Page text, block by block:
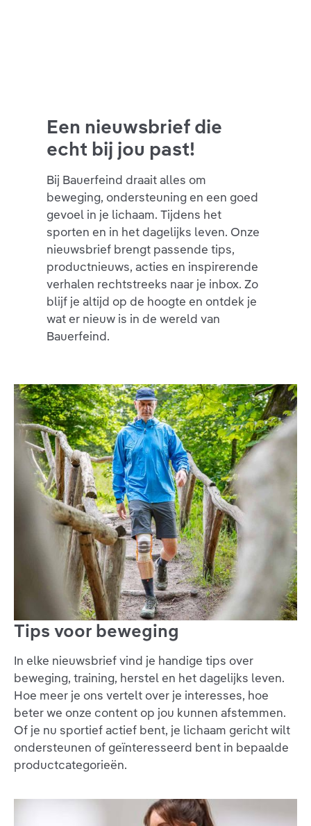
Een nieuwsbrief die
echt bij jou past!
Bij Bauerfeind draait alles om
beweging, ondersteuning en een goed
gevoel in je lichaam. Tijdens het
sporten en in het dagelijks leven. Onze
nieuwsbrief brengt passende tips,
productnieuws, acties en inspirerende
verhalen rechtstreeks naar je inbox. Zo
blijf je altijd op de hoogte en ontdek je
wat er nieuw is in de wereld van
Bauerfeind.
Tips voor beweging
In elke nieuwsbrief vind je handige tips over
beweging, training, herstel en het dagelijks leven.
Hoe meer je ons vertelt over je interesses, hoe
beter we onze content op jou kunnen afstemmen.
Of je nu sportief actief bent, je lichaam gericht wilt
ondersteunen of geïnteresseerd bent in bepaalde
productcategorieën.